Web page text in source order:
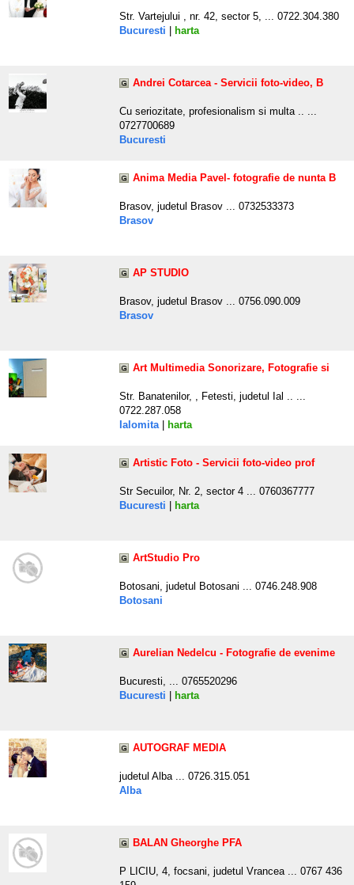
Str. Vartejului , nr. 42, sector 5, ... 0722.304.380
Bucuresti
harta
Andrei Cotarcea - Servicii foto-video, B
Cu seriozitate, profesionalism si multa .. ...
0727700689
Bucuresti
Anima Media Pavel- fotografie de nunta B
Brasov, judetul Brasov ... 0732533373
Brasov
AP STUDIO
Brasov, judetul Brasov ... 0756.090.009
Brasov
Art Multimedia Sonorizare, Fotografie si
Str. Banatenilor, , Fetesti, judetul Ial .. ...
0722.287.058
Ialomita| harta
Artistic Foto - Servicii foto-video prof
Str Secuilor, Nr. 2, sector 4 ... 0760367777
Bucuresti
harta
ArtStudio Pro
Botosani, judetul Botosani ... 0746.248.908
Botosani
Aurelian Nedelcu - Fotografie de evenime
Bucuresti, ... 0765520296
Bucuresti
harta
AUTOGRAF MEDIA
judetul Alba ... 0726.315.051
Alba
BALAN Gheorghe PFA
P LICIU, 4, focsani, judetul Vrancea ... 0767 436